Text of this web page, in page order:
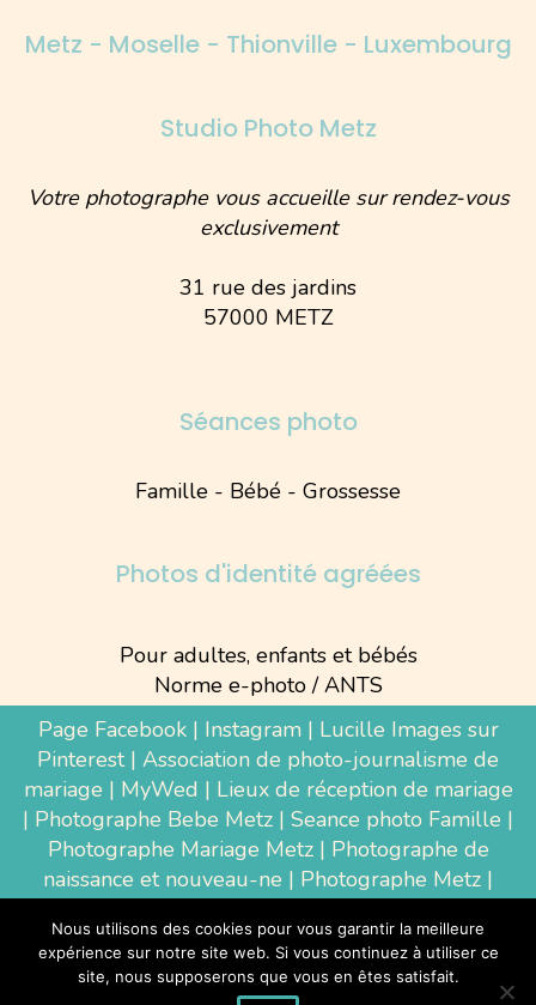
Metz - Moselle - Thionville - Luxembourg
Studio Photo Metz
Votre photographe vous accueille sur rendez-vous
exclusivement
31 rue des jardins
57000 METZ
Séances photo
Famille - Bébé - Grossesse
Photos d'identité agréées
Pour adultes, enfants et bébés
Norme e-photo / ANTS
Page Facebook| Instagram| Lucille Images sur
Pinterest| Association de photo-journalisme de
mariage | MyWed | Lieux de réception de mariage
| Photographe Bebe Metz | Seance photo Famille |
Photographe Mariage Metz| Photographe de
naissance et nouveau-ne | Photographe Metz |
Luxembourg|Photographe Thionville|
Photographe d'entreprise Metz
Nous utilisons des cookies pour vous garantir la meilleure
expérience sur notre site web. Si vous continuez à utiliser ce
site, nous supposerons que vous en êtes satisfait.